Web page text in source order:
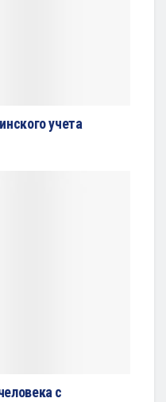
учета
с